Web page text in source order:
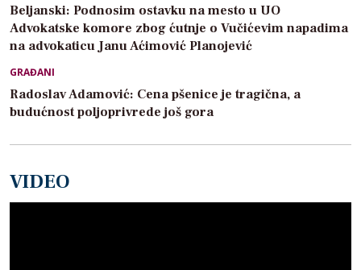
Beljanski: Podnosim ostavku na mesto u UO
Advokatske komore zbog ćutnje o Vučićevim napadima
na advokaticu Janu Aćimović Planojević
GRAĐANI
Radoslav Adamović: Cena pšenice je tragična, a
budućnost poljoprivrede još gora
VIDEO